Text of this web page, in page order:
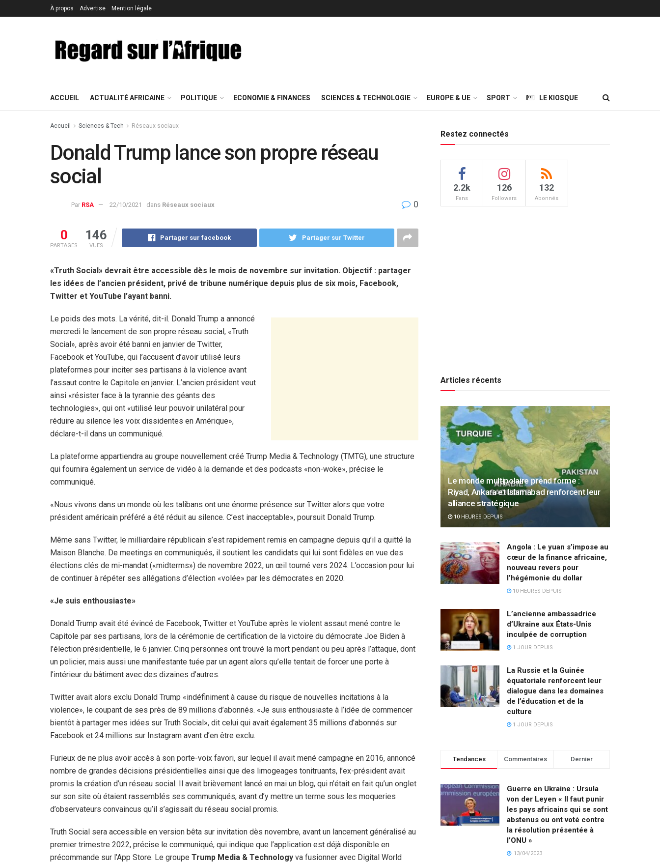
À propos Advertise Mention légale
ACCUEIL ACTUALITÉ AFRICAINE POLITIQUE ECONOMIE & FINANCES SCIENCES & TECHNOLOGIE EUROPE & UE SPORT LE KIOSQUE
Accueil Sciences & Tech Réseaux sociaux
Donald Trump lance son propre réseau
social
Par RSA 22/10/2021 dans Réseaux sociaux 0
0
PARTAGES
146
VUES
Partager sur facebook Partager sur Twitter
«Truth Social» devrait être accessible dès le mois de novembre sur invitation. Objectif : partager
les idées de l’ancien président, privé de tribune numérique depuis plus de six mois, Facebook,
Twitter et YouTube l’ayant banni.
Le poids des mots. La vérité, dit-il. Donald Trump a annoncé
mercredi le lancement de son propre réseau social, «Truth
Social», après avoir été banni en janvier de Twitter,
Facebook et YouTube, qui l’accusent d’avoir utilisé leurs
plateformes pour inciter ses partisans à la violence avant
l’assaut contre le Capitole en janvier. L’ancien président veut
ainsi «résister face à la tyrannie des géants des
technologies», qui ont «utilisé leur pouvoir unilatéral pour
réduire au silence les voix dissidentes en Amérique»,
déclare-t-il dans un communiqué.
La plateforme appartiendra au groupe nouvellement créé Trump Media & Technology (TMTG), une structure
qui fournira également un service de vidéo à la demande et des podcasts «non-woke», précise le
communiqué.
«Nous vivons dans un monde où les talibans ont une énorme présence sur Twitter alors que votre
président américain préféré a été réduit au silence. C’est inacceptable», poursuit Donald Trump.
Même sans Twitter, le milliardaire républicain s’est rapidement remis en campagne depuis qu’il a quitté la
Maison Blanche. De meetings en communiqués, il soutient les candidats qui lui sont fidèles en vue des
élections clés de mi-mandat («midterms») de novembre 2022, un œil tourné vers 2024. L’occasion pour lui
de continuer à répéter ses allégations d’élection «volée» par les démocrates en 2020.
«Je suis enthousiaste»
Donald Trump avait été évincé de Facebook, Twitter et YouTube après le violent assaut mené contre le
Capitole par ses partisans, lors de la cérémonie de certification de la victoire du démocrate Joe Biden à
l’élection présidentielle, le 6 janvier. Cinq personnes ont trouvé la mort pendant ou peu après l’attaque, dont
un policier, mais aussi une manifestante tuée par un agent alors qu’elle tentait de forcer une porte à
l’intérieur du bâtiment avec des dizaines d’autres.
Twitter avait alors exclu Donald Trump «indéfiniment à cause du risque de nouvelles incitations à la
violence», le coupant de ses près de 89 millions d’abonnés. «Je suis enthousiaste à l’idée de commencer
bientôt à partager mes idées sur Truth Social», dit celui qui avait également 35 millions d’abonnés sur
Facebook et 24 millions sur Instagram avant d’en être exclu.
Furieux de ne plus avoir accès à son porte-voix favori, sur lequel il avait mené campagne en 2016, annoncé
nombre de grandes décisions présidentielles ainsi que des limogeages tonitruants, l’ex-président avait
promis la création d’un réseau social. Il avait brièvement lancé en mai un blog, qui n’était en fait qu’un onglet
sur son site où étaient rassemblés ses communiqués, avant d’y mettre un terme sous les moqueries
d’observateurs convaincus qu’il s’agissait du réseau social promis.
Truth Social sera accessible en version bêta sur invitation dès novembre, avant un lancement généralisé au
premier trimestre 2022, précise le communiqué, qui indique que l’application est déjà disponible en
précommande sur l’App Store. Le groupe Trump Media & Technology va fusionner avec Digital World
Restez connectés
2.2k
Fans
126
Followers
132
Abonnés
Articles récents
Le monde multipolaire prend forme :
Riyad, Ankara et Islamabad renforcent leur
alliance stratégique
10 HEURES DEPUIS
Angola : Le yuan s’impose au
cœur de la finance africaine,
nouveau revers pour
l’hégémonie du dollar
10 HEURES DEPUIS
L’ancienne ambassadrice
d’Ukraine aux États-Unis
inculpée de corruption
1 JOUR DEPUIS
La Russie et la Guinée
équatoriale renforcent leur
dialogue dans les domaines
de l’éducation et de la
culture
1 JOUR DEPUIS
Tendances Commentaires Dernier
Guerre en Ukraine : Ursula
von der Leyen « Il faut punir
les pays africains qui se sont
abstenus ou ont voté contre
la résolution présentée à
l’ONU »
13/04/2023